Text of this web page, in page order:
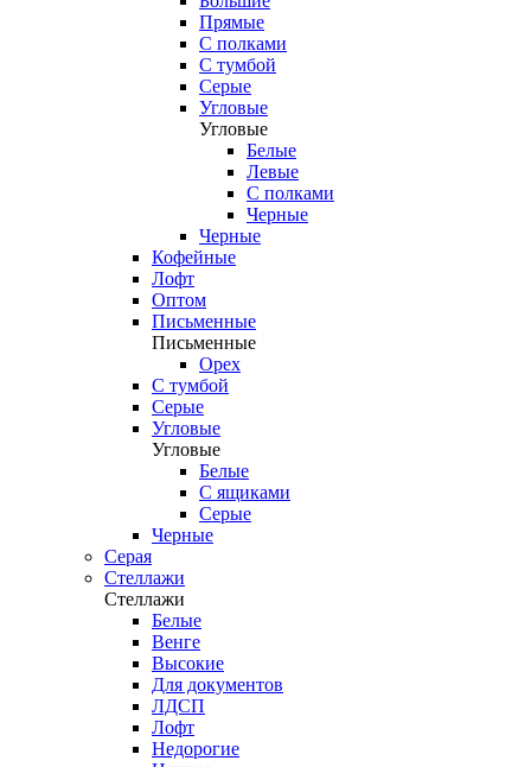
Прямые
С полками
С тумбой
Серые
Угловые
Угловые
Белые
Левые
С полками
Черные
Черные
Кофейные
Лофт
Оптом
Письменные
Письменные
Орех
С тумбой
Серые
Угловые
Угловые
Белые
С ящиками
Серые
Черные
Серая
Стеллажи
Стеллажи
Белые
Венге
Высокие
Для документов
ЛДСП
Лофт
Недорогие